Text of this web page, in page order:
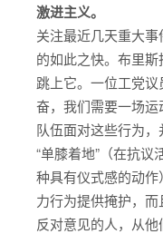
激进主义。
关注最近几天重大
的如此之快。布里
跳上它。一位工党
奋，我们需要一场
队伍面对这些行为
“单膝着地”（在抗
种具有仪式感的动
力行为提供掩护，
反对意见的人，从